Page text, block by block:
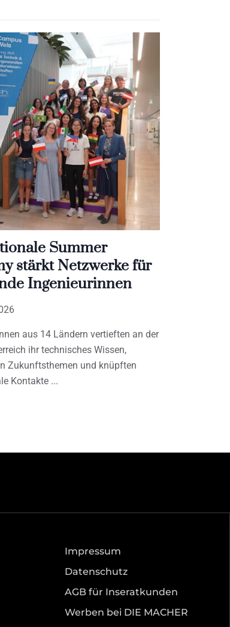
Summer
stärkt Netzwerke für
Ingenieurinnen
aus 14 Ländern vertieften an der
ihr technisches Wissen,
Zukunftsthemen und knüpften
Kontakte
Impressum
Datenschutz
AGB für Inseratkunden
Werben bei DIE MACHER